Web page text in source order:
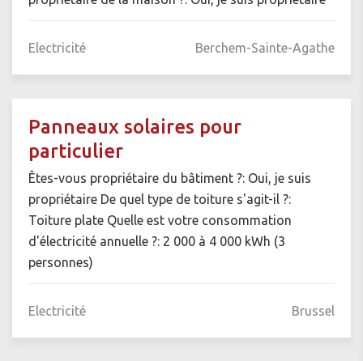
Electricité Berchem-Sainte-Agathe
Panneaux solaires pour
particulier
Êtes-vous propriétaire du bâtiment ?: Oui, je suis
propriétaire De quel type de toiture s'agit-il ?:
Toiture plate Quelle est votre consommation
d'électricité annuelle ?: 2 000 à 4 000 kWh (3
personnes)
Electricité Brussel